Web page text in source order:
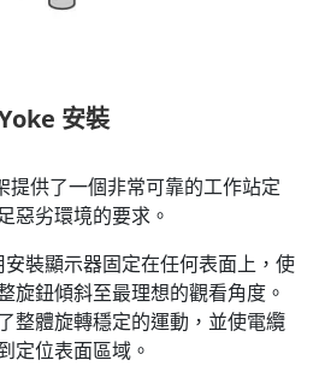
安裝
提供了一個非常可靠的工作站定
惡劣環境的要求。
裝顯示器固定在任何表面上，使
旋鈕傾斜至最理想的觀看角度。
整體旋轉穩定的運動，並使電纜
定位表面區域。